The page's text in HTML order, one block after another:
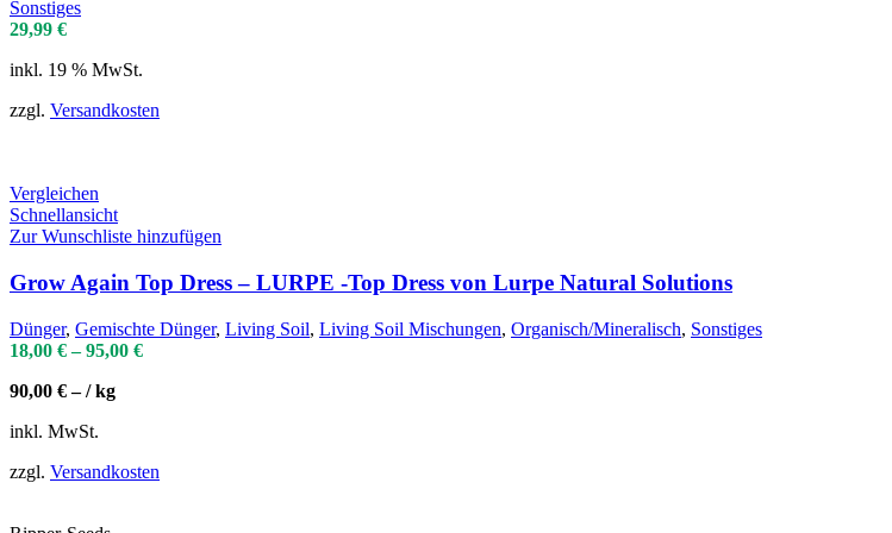
Sonstiges
29,99 €
inkl. 19 % MwSt.
zzgl. Versandkosten
Vergleichen
Schnellansicht
Zur Wunschliste hinzufügen
Grow Again Top Dress – LURPE -Top Dress von Lurpe Natural Solutions
Dünger, Gemischte Dünger, Living Soil, Living Soil Mischungen, Organisch/Mineralisch, Sonstiges
18,00 €–95,00 €
90,00 €– /kg
inkl. MwSt.
zzgl. Versandkosten